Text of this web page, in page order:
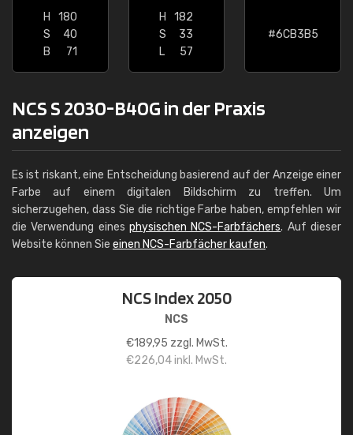
H
180
S
40
B
71
H
182
S
33
L
57
#6CB3B5
NCS S 2030-B40G in der Praxis
anzeigen
Es ist riskant, eine Entscheidung basierend auf der Anzeige einer
Farbe auf einem digitalen Bildschirm zu treffen. Um
sicherzugehen, dass Sie die richtige Farbe haben, empfehlen wir
die Verwendung eines physischen NCS-Farbfächers. Auf dieser
Website können Sie einen NCS-Farbfächer kaufen.
NCS Index 2050
NCS
€189,95 zzgl. MwSt.
€226,04inkl. MwSt.